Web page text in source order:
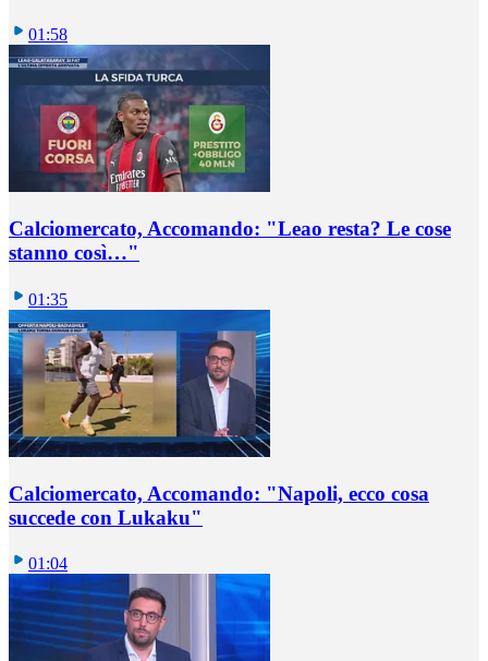
01:58
Calciomercato, Accomando: "Leao resta? Le cose
stanno così…"
01:35
Calciomercato, Accomando: "Napoli, ecco cosa
succede con Lukaku"
01:04